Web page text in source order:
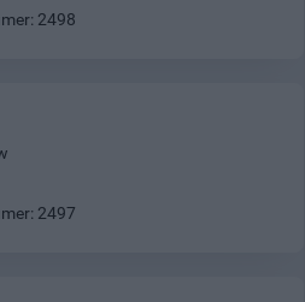
2498
2497